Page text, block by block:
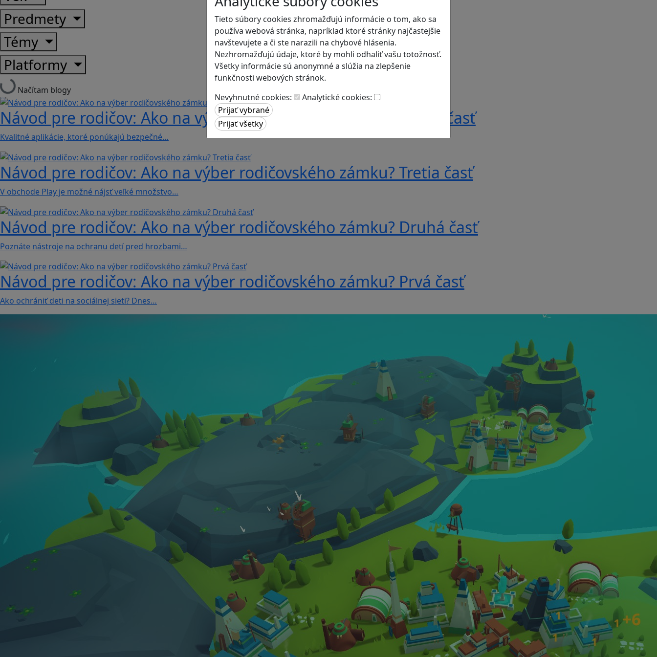
Tieto súbory cookies zhromažďujú informácie o tom, ako sa
používa webová stránka, napríklad ktoré stránky najčastejšie
navštevujete a či ste narazili na chybové hlásenia.
Nezhromažďujú údaje, ktoré by mohli odhaliť vašu totožnosť.
Všetky informácie sú anonymné a slúžia na zlepšenie
funkčnosti webových stránok.
Nevyhnutné cookies:
Analytické cookies:
Predmety
Témy
Platformy
Načítam blogy
Návod pre rodičov: Ako na výber rodičovského zámku? Štvrtá časť
Kvalitné aplikácie, ktoré ponúkajú bezpečné…
Návod pre rodičov: Ako na výber rodičovského zámku? Tretia časť
V obchode Play je možné nájsť veľké množstvo…
Návod pre rodičov: Ako na výber rodičovského zámku? Druhá časť
Poznáte nástroje na ochranu detí pred hrozbami…
Návod pre rodičov: Ako na výber rodičovského zámku? Prvá časť
Ako ochrániť deti na sociálnej sieti? Dnes…